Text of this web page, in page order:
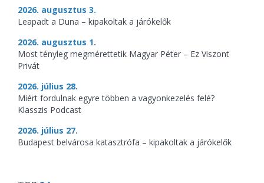
2026. augusztus 3.
Leapadt a Duna – kipakoltak a járókelők
2026. augusztus 1.
Most tényleg megmérettetik Magyar Péter – Ez Viszont
Privát
2026. július 28.
Miért fordulnak egyre többen a vagyonkezelés felé?
Klasszis Podcast
2026. július 27.
Budapest belvárosa katasztrófa – kipakoltak a járókelők